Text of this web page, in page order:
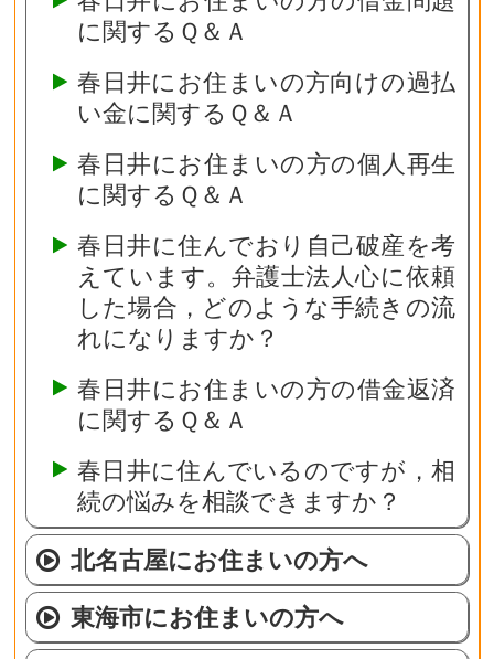
に関するＱ＆Ａ
春日井にお住まいの方向けの過払
い金に関するＱ＆Ａ
春日井にお住まいの方の個人再生
に関するＱ＆Ａ
春日井に住んでおり自己破産を考
えています。弁護士法人心に依頼
した場合，どのような手続きの流
れになりますか？
春日井にお住まいの方の借金返済
に関するＱ＆Ａ
春日井に住んでいるのですが，相
続の悩みを相談できますか？
北名古屋にお住まいの方へ
東海市にお住まいの方へ